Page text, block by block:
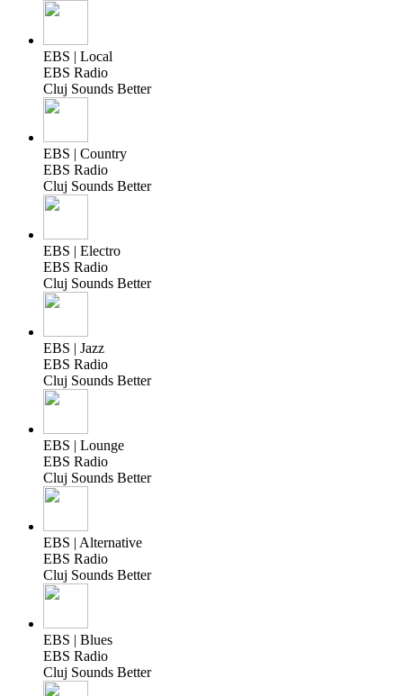
EBS | Local
EBS Radio
Cluj Sounds Better
EBS | Country
EBS Radio
Cluj Sounds Better
EBS | Electro
EBS Radio
Cluj Sounds Better
EBS | Jazz
EBS Radio
Cluj Sounds Better
EBS | Lounge
EBS Radio
Cluj Sounds Better
EBS | Alternative
EBS Radio
Cluj Sounds Better
EBS | Blues
EBS Radio
Cluj Sounds Better